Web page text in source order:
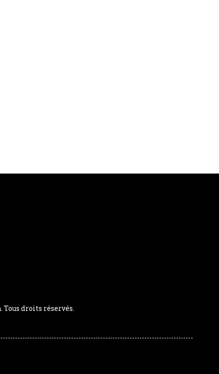
droits réservés.